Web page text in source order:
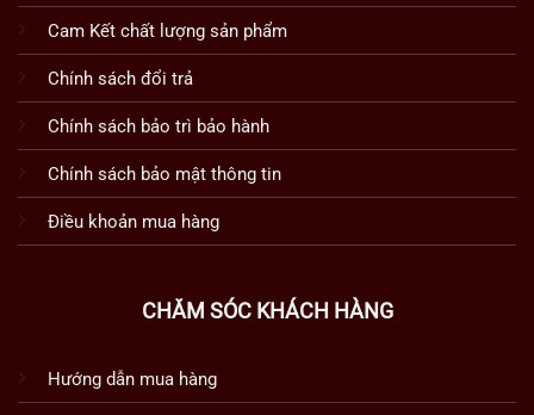
Cam Kết chất lượng sản phẩm
Chính sách đổi trả
Chính sách bảo trì bảo hành
Chính sách bảo mật thông tin
Điều khoản mua hàng
CHĂM SÓC KHÁCH HÀNG
Hướng dẫn mua hàng